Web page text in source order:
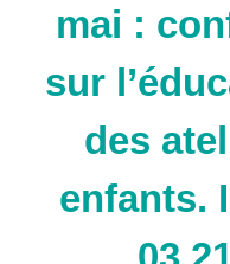
mai :
sur
des
enfants.